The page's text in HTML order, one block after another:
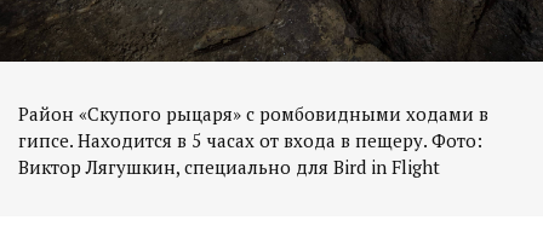
Район «Скупого рыцаря» с ромбовидными ходами в
гипсе. Находится в 5 часах от входа в пещеру. Фото:
Виктор Лягушкин, специально для Bird in Flight